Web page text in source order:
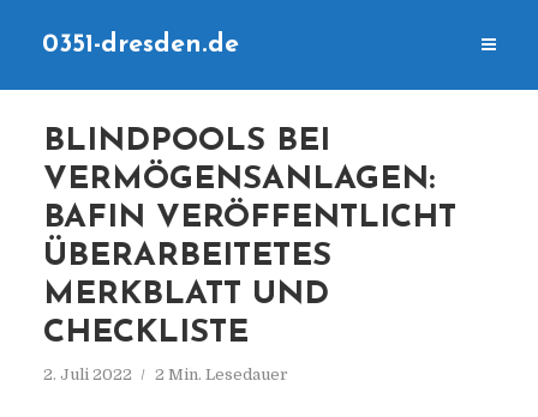
0351-dresden.de
BLINDPOOLS BEI
VERMÖGENSANLAGEN:
BAFIN VERÖFFENTLICHT
ÜBERARBEITETES
MERKBLATT UND
CHECKLISTE
2. Juli 2022 2 Min. Lesedauer